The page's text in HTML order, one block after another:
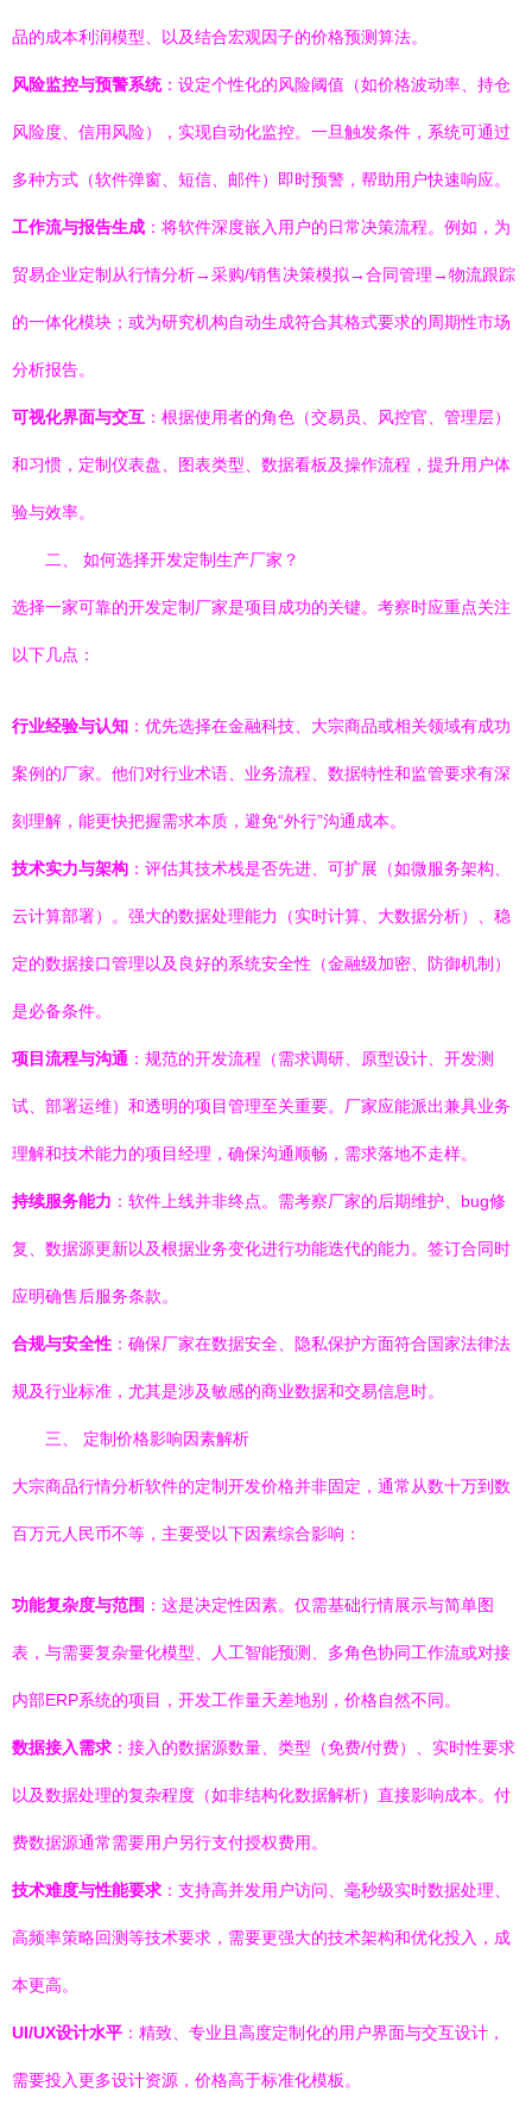
品的成本利润模型、以及结合宏观因子的价格预测算法。
风险监控与预警系统：设定个性化的风险阈值（如价格波动率、持仓
风险度、信用风险），实现自动化监控。一旦触发条件，系统可通过
多种方式（软件弹窗、短信、邮件）即时预警，帮助用户快速响应。
工作流与报告生成 ：将软件深度嵌入用户的日常决策流程。例如，为
贸易企业定制从行情分析→采购/销售决策模拟→合同管理→物流跟踪
的一体化模块；或为研究机构自动生成符合其格式要求的周期性市场
分析报告。
可视化界面与交互 ：根据使用者的角色（交易员、风控官、管理层）
和习惯，定制仪表盘、图表类型、数据看板及操作流程，提升用户体
验与效率。
二、 如何选择开发定制生产厂家？
选择一家可靠的开发定制厂家是项目成功的关键。考察时应重点关注
以下几点：
行业经验与认知 ：优先选择在金融科技、大宗商品或相关领域有成功
案例的厂家。他们对行业术语、业务流程、数据特性和监管要求有深
刻理解，能更快把握需求本质，避免“外行”沟通成本。
技术实力与架构 ：评估其技术栈是否先进、可扩展（如微服务架构、
云计算部署）。强大的数据处理能力（实时计算、大数据分析）、稳
定的数据接口管理以及良好的系统安全性（金融级加密、防御机制）
是必备条件。
项目流程与沟通 ：规范的开发流程（需求调研、原型设计、开发测
试、部署运维）和透明的项目管理至关重要。厂家应能派出兼具业务
理解和技术能力的项目经理，确保沟通顺畅，需求落地不走样。
持续服务能力 ：软件上线并非终点。需考察厂家的后期维护、bug修
复、数据源更新以及根据业务变化进行功能迭代的能力。签订合同时
应明确售后服务条款。
合规与安全性 ：确保厂家在数据安全、隐私保护方面符合国家法律法
规及行业标准，尤其是涉及敏感的商业数据和交易信息时。
三、 定制价格影响因素解析
大宗商品行情分析软件的定制开发价格并非固定，通常从数十万到数
百万元人民币不等，主要受以下因素综合影响：
功能复杂度与范围 ：这是决定性因素。仅需基础行情展示与简单图
表，与需要复杂量化模型、人工智能预测、多角色协同工作流或对接
内部ERP系统的项目，开发工作量天差地别，价格自然不同。
数据接入需求 ：接入的数据源数量、类型（免费/付费）、实时性要求
以及数据处理的复杂程度（如非结构化数据解析）直接影响成本。付
费数据源通常需要用户另行支付授权费用。
技术难度与性能要求 ：支持高并发用户访问、毫秒级实时数据处理、
高频率策略回测等技术要求，需要更强大的技术架构和优化投入，成
本更高。
UI/UX设计水平 ：精致、专业且高度定制化的用户界面与交互设计，
需要投入更多设计资源，价格高于标准化模板。